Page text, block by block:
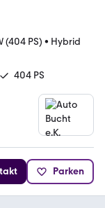
(404 PS) • Hybrid
404 PS
Parken